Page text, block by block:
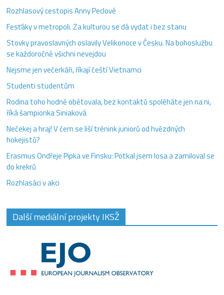
Rozhlasový cestopis Anny Peclové
Fesťáky v metropoli. Za kulturou se dá vydat i bez stanu
Stovky pravoslavných oslavily Velikonoce v Česku. Na bohoslužbu
se každoročně všichni nevejdou
Nejsme jen večerkáři, říkají čeští Vietnamci
Studenti studentům
Rodina toho hodně obětovala, bez kontaktů spoléháte jen na ni,
říká šampionka Siniaková
Nečekej a hraj! V čem se liší trénink juniorů od hvězdných
hokejistů?
Erasmus Ondřeje Pipka ve Finsku: Potkal jsem losa a zamiloval se
do krekrů
Rozhlasáci v akci
Další mediální projekty IKSŽ